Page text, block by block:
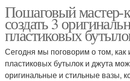
Пошаговый мастер-
создать 3
пластиковых
Сегодня мы поговорим о том, как
пластиковых бутылок и джута
оригинальные и стильные вазы,